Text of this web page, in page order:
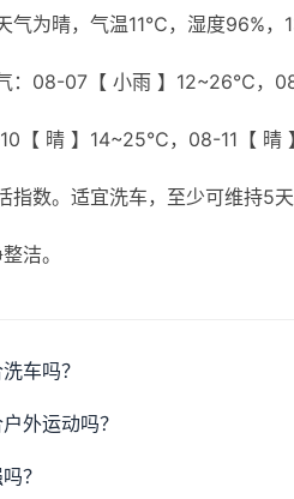
气为晴，气温11℃，湿度96%，
：08-07【 小雨 】12~26℃
【 晴 】14~25℃，08-11【 晴
指数。适宜洗车，至少可维持5
洁。
车吗？
外运动吗？
？